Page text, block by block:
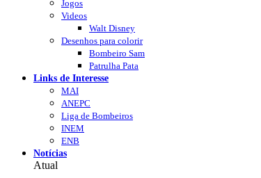
Jogos
Videos
Walt Disney
Desenhos para colorir
Bombeiro Sam
Patrulha Pata
Links de Interesse
MAI
ANEPC
Liga de Bombeiros
INEM
ENB
Notícias
Atual